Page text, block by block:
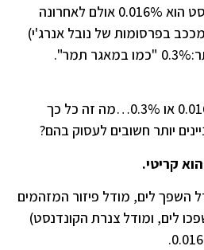
הסיקו שאחוז הבנזן בקונדנסט הוא 0.016% אולם לאחרונה
בפרסומות של נובל אנרג'י)
זה אולי נשמע קטנוני…0.016% או 0.3%…מה זה כל כך
יותר חשובים לעסוק בהם?
קריטי.
השפך לים, מודל פיזור המזהמים
לים, ומודל צנרת הקונדנסט)